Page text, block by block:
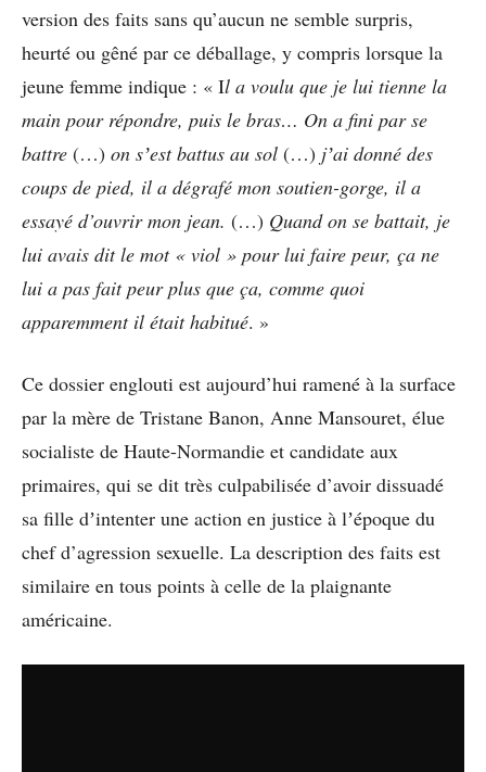
version des faits sans qu’aucun ne semble surpris,
heurté ou gêné par ce déballage, y compris lorsque la
jeune femme indique : « Il a voulu que je lui tienne la
main pour répondre, puis le bras… On a fini par se
battre (…) on sʼest battus au sol (…) jʼai donné des
coups de pied, il a dégrafé mon soutien-gorge, il a
essayé d’ouvrir mon jean. (…) Quand on se battait, je
lui avais dit le mot « viol » pour lui faire peur, ça ne
lui a pas fait peur plus que ça, comme quoi
apparemment il était habitué. »
Ce dossier englouti est aujourd’hui ramené à la surface
par la mère de Tristane Banon, Anne Mansouret, élue
socialiste de Haute-Normandie et candidate aux
primaires, qui se dit très culpabilisée d’avoir dissuadé
sa fille dʼintenter une action en justice à lʼépoque du
chef d’agression sexuelle. La description des faits est
similaire en tous points à celle de la plaignante
américaine.